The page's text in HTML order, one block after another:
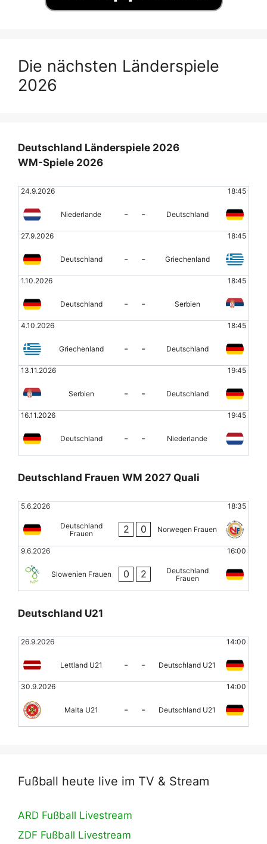
Die nächsten Länderspiele
2026
Deutschland Länderspiele 2026
WM-Spiele 2026
24.9.2026 18:45
Niederlande - - Deutschland
27.9.2026 18:45
Deutschland - - Griechenland
1.10.2026 18:45
Deutschland - - Serbien
4.10.2026 18:45
Griechenland - - Deutschland
13.11.2026 19:45
Serbien - - Deutschland
16.11.2026 19:45
Deutschland - - Niederlande
Deutschland Frauen WM 2027 Quali
5.6.2026 18:35
Deutschland
Frauen
2 0 Norwegen Frauen
9.6.2026 16:00
Slowenien Frauen 0 2
Deutschland
Frauen
Deutschland U21
26.9.2026 14:00
Lettland U21 - - Deutschland U21
30.9.2026 14:00
Malta U21 - - Deutschland U21
Fußball heute live im TV & Stream
ARD Fußball Livestream
ZDF Fußball Livestream